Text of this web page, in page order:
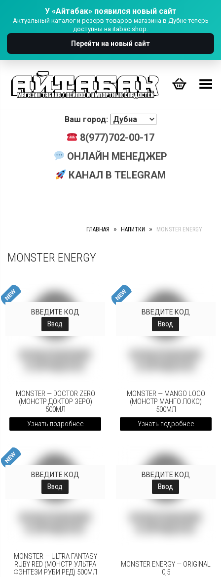
У «Айтабак» появился новый сайт
Актуальный каталог и резерв товаров магазина в Дубне теперь
доступны на itabac.shop.
Перейти на новый сайт
Переключить Меню
Ваш город:
8(977)702-00-17
ОНЛАЙН МЕНЕДЖЕР
КАНАЛ В TELEGRAM
ГЛАВНАЯ » НАПИТКИ » MONSTER ENERGY
MONSTER ENERGY
ВВЕДИТЕ КОД
Ввод
MONSTER — DOCTOR ZERO
(МОНСТР ДОКТОР ЗЕРО)
500МЛ
Узнать подробнее
ВВЕДИТЕ КОД
Ввод
MONSTER — MANGO LOCO
(МОНСТР МАНГО ЛОКО)
500МЛ
Узнать подробнее
ВВЕДИТЕ КОД
Ввод
MONSTER — ULTRA FANTASY
RUBY RED (МОНСТР УЛЬТРА
ФЭНТЕЗИ РУБИ РЕД) 500МЛ
ВВЕДИТЕ КОД
Ввод
MONSTER ENERGY — ORIGINAL
0,5